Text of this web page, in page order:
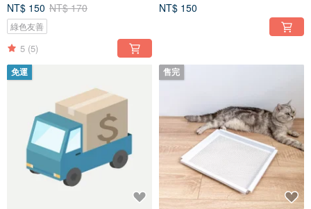
NT$ 150 NT$ 170
綠色友善
5 (5)
NT$ 150
免運 售完